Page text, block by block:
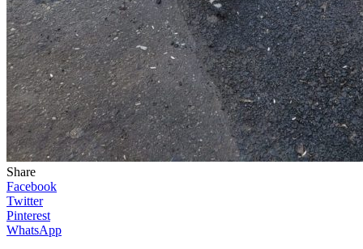
Share
Facebook
Twitter
Pinterest
WhatsApp